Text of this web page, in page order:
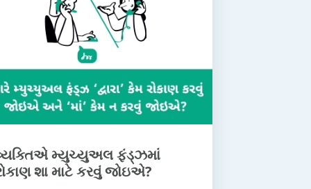
મ્યુચ્યુઅલ ફંડ્ઝમાં
શા માટે કરવું જોઇએ?